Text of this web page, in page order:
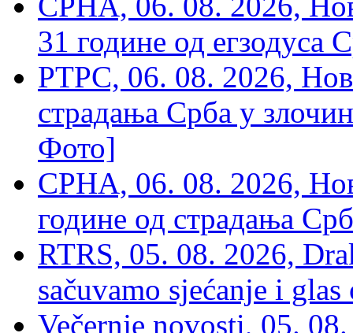
31 године од егзодуса
РТРС, 06. 08. 2026,
страдања Срба у
Фото]
СРНА, 06. 08. 2026,
године од страдања
RTRS, 05. 08. 2026,
sačuvamo sjećanje i
Večernje novosti, 05.